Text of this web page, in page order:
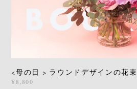
<母の日 > ラウンドデザインの花束
¥8,800